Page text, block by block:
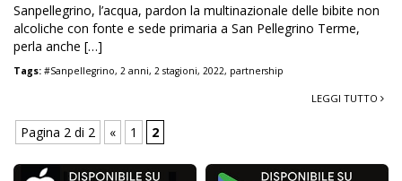
Sanpellegrino, l’acqua, pardon la multinazionale delle bibite non
alcoliche con fonte e sede primaria a San Pellegrino Terme,
perla anche […]
Tags: #Sanpellegrino, 2 anni, 2 stagioni, 2022, partnership
LEGGI TUTTO
Pagina 2 di 2 « 1 2